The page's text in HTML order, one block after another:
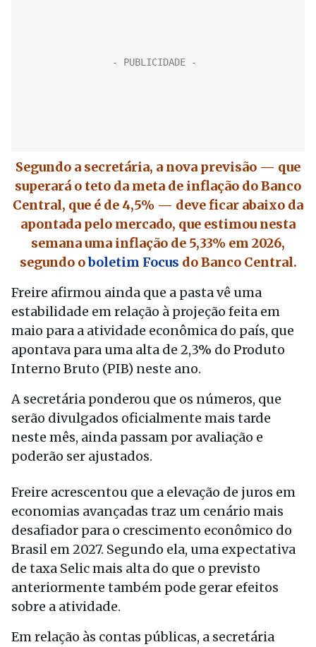
Segundo a secretária, a nova previsão — que
superará o teto da meta de inflação do Banco
Central, que é de 4,5% — deve ficar abaixo da
apontada pelo mercado, que estimou nesta
semana uma inflação de 5,33% em 2026,
segundo oboletim Focus do Banco Central.
Freire afirmou ainda que a pasta vê uma
estabilidade em relação à projeção feita em
maio para a atividade econômica do país, que
apontava para uma alta de 2,3% do Produto
Interno Bruto (PIB) neste ano.
A secretária ponderou que os números, que
serão divulgados oficialmente mais tarde
neste mês, ainda passam por avaliação e
poderão ser ajustados.
Freire acrescentou que a elevação de juros em
economias avançadas traz um cenário mais
desafiador para o crescimento econômico do
Brasil em 2027. Segundo ela, uma expectativa
de taxa Selic mais alta do que o previsto
anteriormente também pode gerar efeitos
sobre a atividade.
Em relação às contas públicas, a secretária